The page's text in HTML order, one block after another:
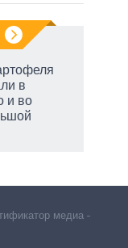
в
и во
медиа –